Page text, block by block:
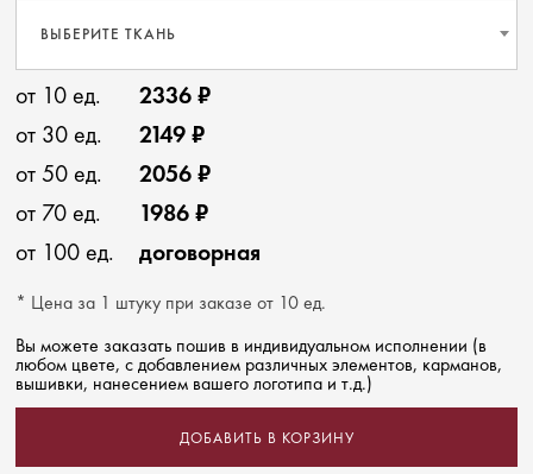
ВЫБЕРИТЕ ТКАНЬ
от 10 ед.
2336 ₽
от 30 ед.
2149 ₽
от 50 ед.
2056 ₽
от 70 ед.
1986 ₽
от 100 ед.
договорная
* Цена за 1 штуку при заказе от 10 ед.
Вы можете заказать пошив в индивидуальном исполнении (в
любом цвете, с добавлением различных элементов, карманов,
вышивки, нанесением вашего логотипа и т.д.)
ДОБАВИТЬ В КОРЗИНУ